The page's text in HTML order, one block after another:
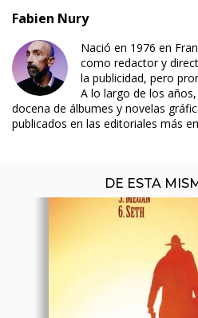
Fabien Nury
Nació en 1976 en
como redactor y
la publicidad, pero
A lo largo de los
docena de álbumes y novelas
publicados en las editoriales más
DE ESTA
ÚLTIMO NÚMERO